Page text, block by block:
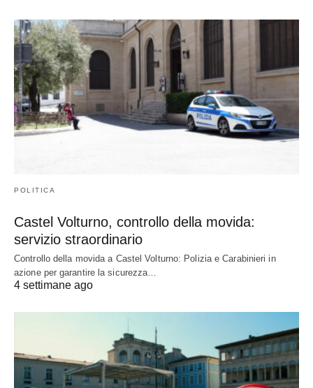
POLITICA
Castel Volturno, controllo della movida:
servizio straordinario
Controllo della movida a Castel Volturno: Polizia e Carabinieri in
azione per garantire la sicurezza…
4 settimane ago